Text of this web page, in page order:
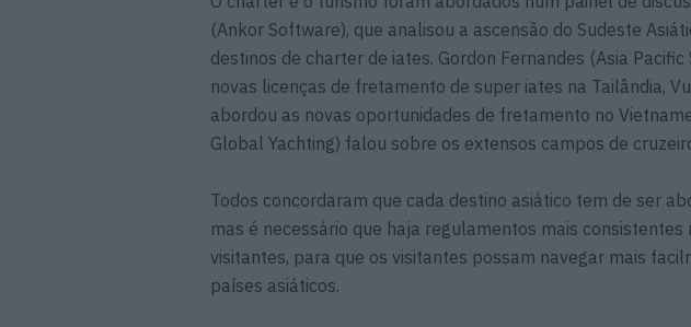
(Ankor Software), que analisou a ascensão do Sudeste
destinos de charter de iates. Gordon Fernandes (Asia
novas licenças de fretamento de super iates na Tailândia,
abordou as novas oportunidades de fretamento no
Global Yachting) falou sobre os extensos campos de
Todos concordaram que cada destino asiático tem de ser
mas é necessário que haja regulamentos mais
visitantes, para que os visitantes possam navegar mais
países asiáticos.